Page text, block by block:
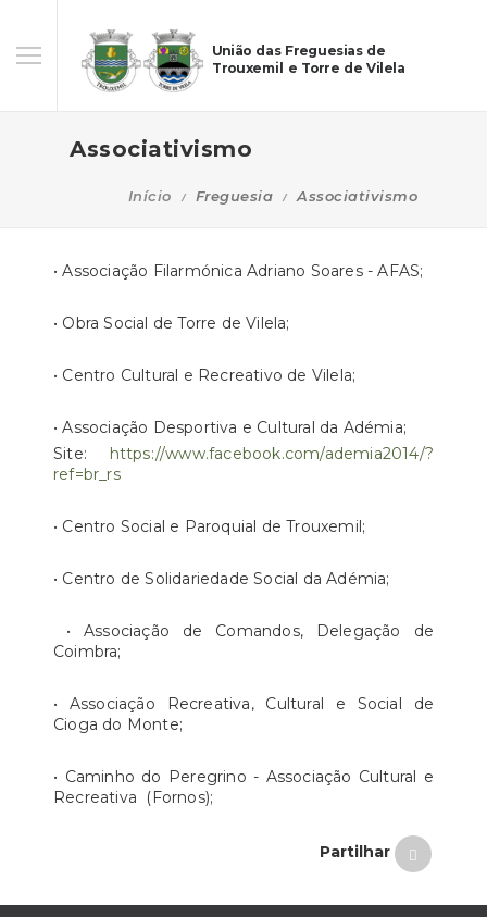
União das Freguesias de
Trouxemil e Torre de Vilela
Associativismo
Início Freguesia Associativismo
• Associação Filarmónica Adriano Soares - AFAS;
• Obra Social de Torre de Vilela;
• Centro Cultural e Recreativo de Vilela;
• Associação Desportiva e Cultural da Adémia;
Site: https://www.facebook.com/ademia2014/?
ref=br_rs
• Centro Social e Paroquial de Trouxemil;
• Centro de Solidariedade Social da Adémia;
• Associação de Comandos, Delegação de
Coimbra;
• Associação Recreativa, Cultural e Social de
Cioga do Monte;
• Caminho do Peregrino - Associação Cultural e
Recreativa (Fornos);
Partilhar